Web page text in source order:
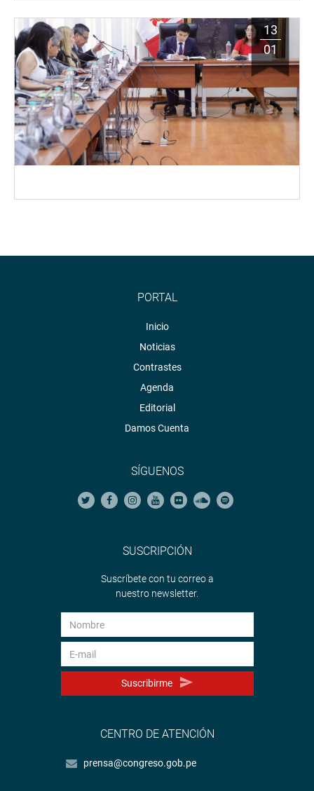
13
01
PORTAL
Inicio
Noticias
Contrastes
Agenda
Editorial
Damos Cuenta
SÍGUENOS
SUSCRIPCIÓN
Suscríbete con tu correo a
nuestro newsletter.
Suscribirme
CENTRO DE ATENCIÓN
prensa@congreso.gob.pe